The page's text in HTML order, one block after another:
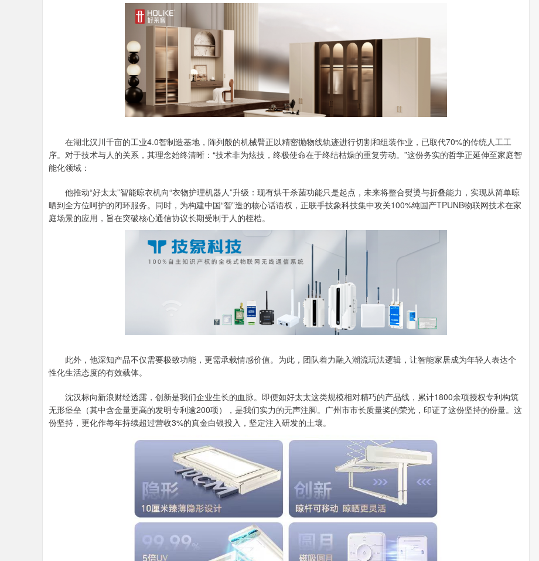
在湖北汉川千亩的工业4.0智制造基地，阵列般的机械臂正以精密抛物线轨迹进行切割和组装作业，已取代70%的传统人工工
序。对于技术与人的关系，其理念始终清晰：“技术非为炫技，终极使命在于终结枯燥的重复劳动。”这份务实的哲学正延伸至家庭智
能化领域：
他推动“好太太”智能晾衣机向“衣物护理机器人”升级：现有烘干杀菌功能只是起点，未来将整合熨烫与折叠能力，实现从简单晾
晒到全方位呵护的闭环服务。同时，为构建中国“智”造的核心话语权，正联手技象科技集中攻关100%纯国产TPUNB物联网技术在家
庭场景的应用，旨在突破核心通信协议长期受制于人的桎梏。
此外，他深知产品不仅需要极致功能，更需承载情感价值。为此，团队着力融入潮流玩法逻辑，让智能家居成为年轻人表达个
性化生活态度的有效载体。
沈汉标向新浪财经透露，创新是我们企业生长的血脉。即便如好太太这类规模相对精巧的产品线，累计1800余项授权专利构筑
无形堡垒（其中含金量更高的发明专利逾200项），是我们实力的无声注脚。广州市市长质量奖的荣光，印证了这份坚持的份量。这
份坚持，更化作每年持续超过营收3%的真金白银投入，坚定注入研发的土壤。